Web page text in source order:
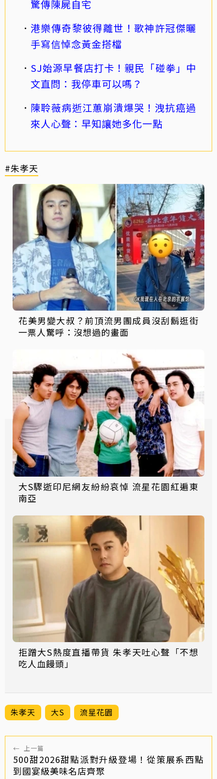
驚傳陳屍自宅
港樂傳奇黎彼得離世！歌神許冠傑曬
手寫信悼念黃金搭檔
SJ始源早餐店打卡！親民「碰拳」中
文直問：我停車可以嗎？
陳聆薇病逝江蕙崩潰爆哭！洩抗癌過
來人心聲：早知讓她多化一點
#朱孝天
花美男變大叔？前頂流男團成員沒刮鬍逛街
一票人驚呼：沒想過的畫面
大S驟逝印尼網友紛紛哀悼 流星花園紅遍東
南亞
拒蹭大S熱度直播帶貨 朱孝天吐心聲「不想
吃人血饅頭」
朱孝天 大S 流星花園
← 上一篇
500甜2026甜點派對升級登場！從策展系西點
到國宴級美味名店齊聚